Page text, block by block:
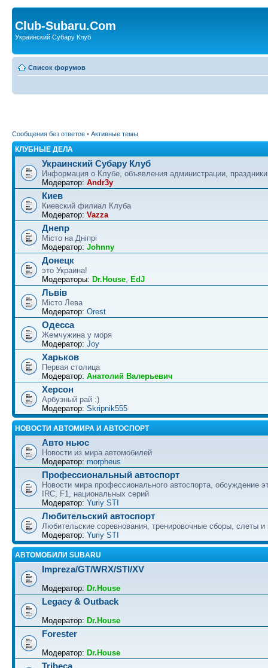
Club-Subaru.Com
Украинский Субару Клуб
Список форумов
Сообщения без ответов • Активные темы
КЛУБНЫЕ ДЕЛА
Украинский Субару Клуб
Информация о Клубе, объявления администрации,
Модератор: Andr3y
Киев
Киевский филиал Клуба
Модератор: Vazza
Днепр
Місто на Дніпрі
Модератор: Johnny
Донецк
это Украина!
Модераторы: Dr.House, EdJ
Львів
Місто Лева
Модератор: Orest
Одесса
Жемчужина у моря
Модератор: Joy
Харьков
Первая столица
Модератор: Анатолий Валерьевич
Херсон
Арбузный рай :)
Модератор: Skripnik555
НОВОСТИ АВТОМИРА И АВТОСПОРТ
Авто ньюс
Новости из мира автомобилей
Модератор: morpheus
Профессиональный автоспорт
Новости мира профессионального автоспорта, обсуждение
IRC, F1, национальных серий
Модератор: Yuriy STI
Любительский автоспорт
Любительские соревнования, тренировочные сборы, слеты и
Модератор: Yuriy STI
АВТОМОБИЛИ SUBARU
Impreza/GT/WRX/STI/XV
Модератор: Dr.House
Legacy & Outback
Модератор: Dr.House
Forester
Модератор: Dr.House
Tribeca